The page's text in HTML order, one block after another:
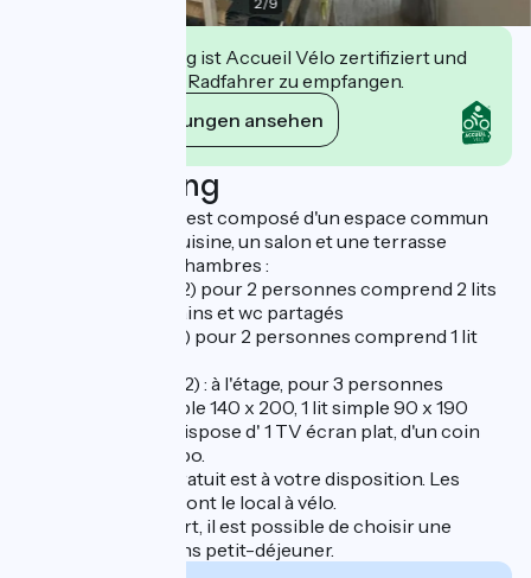
Diese Einrichtung ist Accueil Vélo zertifiziert und
verpflichtet sich, Radfahrer zu empfangen.
Ihre Verpflichtungen ansehen
Beschreibung
Le Gîte du Château est composé d'un espace commun
comprenant une cuisine, un salon et une terrasse
ombragée et de 3 chambres :
- chambre 10 (12m2) pour 2 personnes comprend 2 lits
jumeaux, salle de bains et wc partagés
- chambre 11 (12m2) pour 2 personnes comprend 1 lit
- chambre 12 (30m2) : à l'étage, pour 3 personnes
comprend 1 lit double 140 x 200, 1 lit simple 90 x 190
Chaque chambre dispose d' 1 TV écran plat, d'un coin
bureau et d'un lavabo.
Un parking privé gratuit est à votre disposition. Les
cyclistes apprécieront le local à vélo.
Pour plus de confort, il est possible de choisir une
formule avec ou sans petit-déjeuner.